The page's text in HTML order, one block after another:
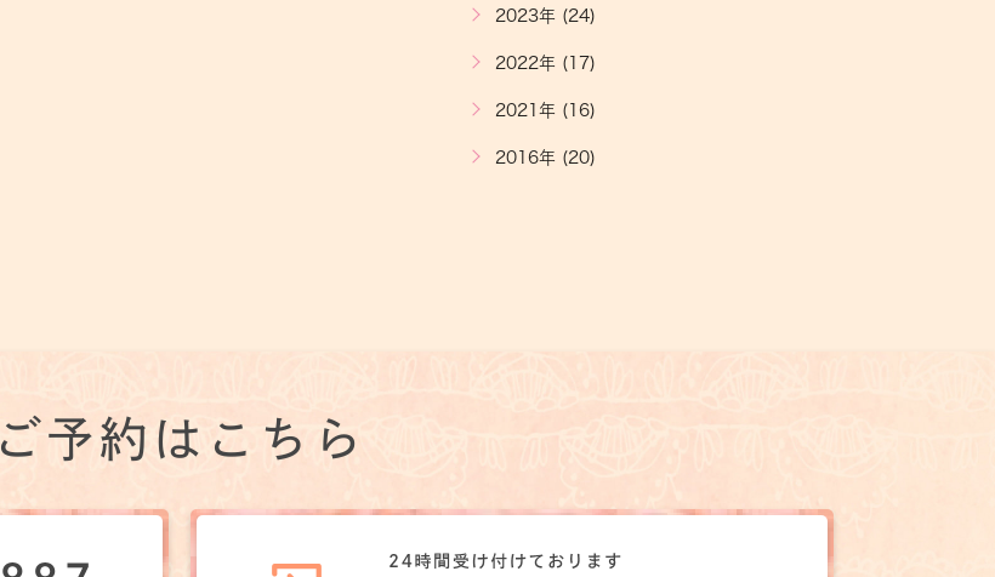
2023年 (24)
2022年 (17)
2021年 (16)
2016年 (20)
ご予約はこちら